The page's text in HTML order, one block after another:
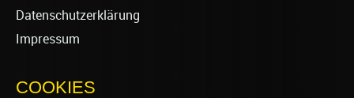
Datenschutzerklärung
Impressum
COOKIES